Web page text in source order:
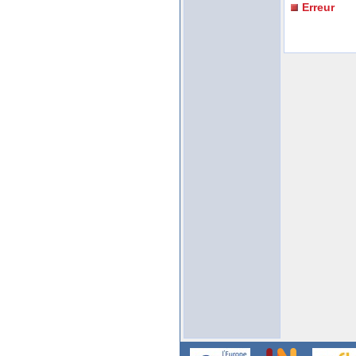
Erreur